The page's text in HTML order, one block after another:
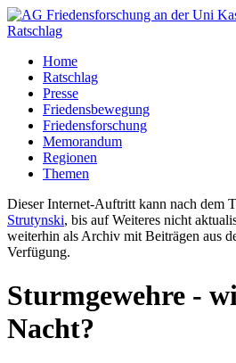
Home
Ratschlag
Presse
Friedensbewegung
Friedensforschung
Memorandum
Regionen
Themen
Dieser Internet-Auftritt kann nach dem
Strutynski, bis auf Weiteres nicht
weiterhin als Archiv mit Beiträgen aus
Verfügung.
Sturmgewehre -
Nacht?